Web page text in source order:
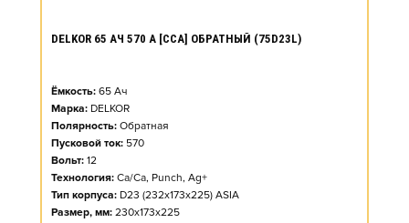
DELKOR 65 АЧ 570 А [CCA] ОБРАТНЫЙ (75D23L)
Ёмкость: 65 Ач
Марка: DELKOR
Полярность: Обратная
Пусковой ток: 570
Вольт: 12
Технология: Ca/Ca, Punch, Ag+
Тип корпуса: D23 (232x173x225) ASIA
Размер, мм: 230x173x225